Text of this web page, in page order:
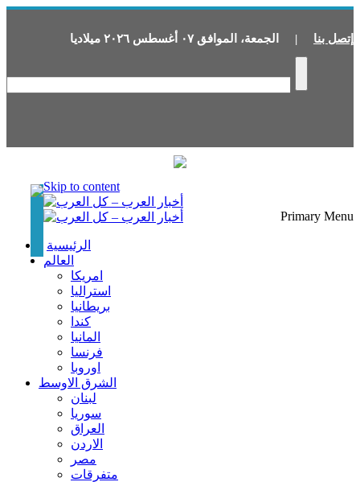
إتصل بنا | الجمعة، الموافق ٠٧ أغسطس ٢٠٢٦ ميلاديا
Skip to content
Primary Menu
الرئيسية
العالم
امريكا
استراليا
بريطانيا
كندا
المانيا
فرنسا
اوروبا
الشرق الاوسط
لبنان
سوريا
العراق
الاردن
مصر
متفرقات